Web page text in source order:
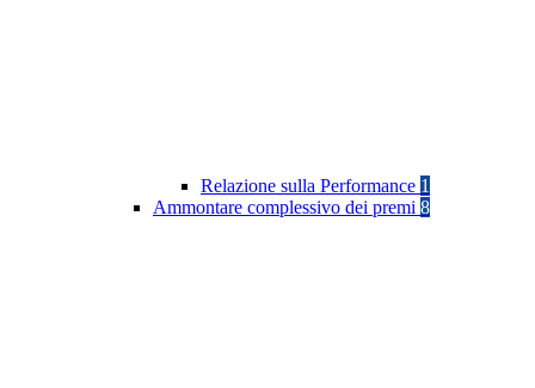
Relazione sulla Performance 1
Ammontare complessivo dei premi 8